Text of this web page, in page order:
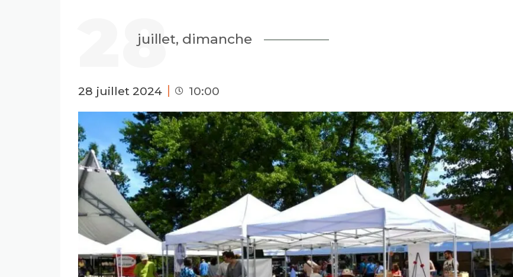
28
juillet, dimanche
28 juillet 2024 10:00